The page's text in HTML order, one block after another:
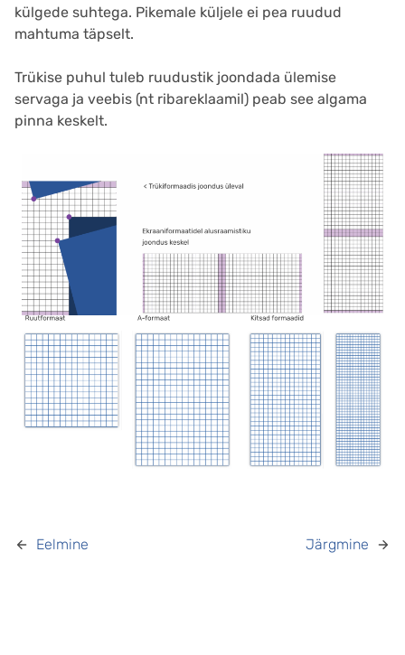
külgede suhtega. Pikemale küljele ei pea ruudud
mahtuma täpselt.
Trükise puhul tuleb ruudustik joondada ülemise
servaga ja veebis (nt ribareklaamil) peab see algama
pinna keskelt.
Eelmine Järgmine